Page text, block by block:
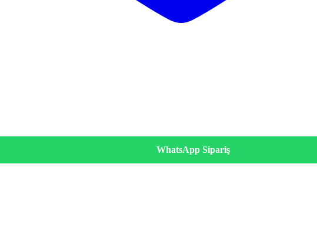
WhatsApp Sipariş